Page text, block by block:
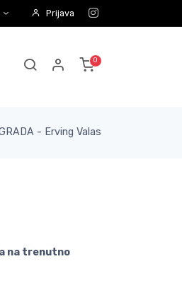
Prijava
- Erving Valas
na trenutno